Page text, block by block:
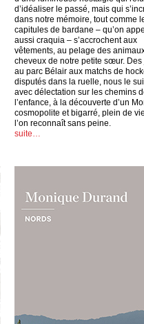
d’idéaliser le passé, mais qui
dans notre mémoire, tout comme
capitules de bardane – qu’on
aussi craquia – s’accrochent aux
vêtements, au pelage des
cheveux de notre petite sœur. Des
au parc Bélair aux matchs de
disputés dans la ruelle, nous le
avec délectation sur les chemins
l’enfance, à la découverte d’un
cosmopolite et bigarré, plein de
l’on reconnaît sans peine.
suite…